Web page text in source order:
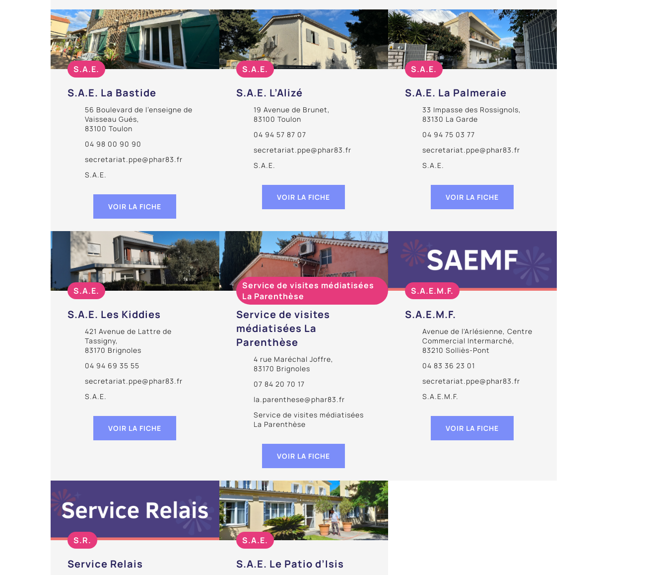
S.A.E.
S.A.E. La Bastide
56 Boulevard de l’enseigne de
Vaisseau Gués,
83100 Toulon
04 98 00 90 90
secretariat.ppe@phar83.fr
S.A.E.
VOIR LA FICHE
S.A.E.
S.A.E. L’Alizé
19 Avenue de Brunet,
83100 Toulon
04 94 57 87 07
secretariat.ppe@phar83.fr
S.A.E.
VOIR LA FICHE
S.A.E.
S.A.E. La Palmeraie
33 Impasse des Rossignols,
83130 La Garde
04 94 75 03 77
secretariat.ppe@phar83.fr
S.A.E.
VOIR LA FICHE
S.A.E.
S.A.E. Les Kiddies
421 Avenue de Lattre de
Tassigny,
83170 Brignoles
04 94 69 35 55
secretariat.ppe@phar83.fr
S.A.E.
VOIR LA FICHE
Service de visites médiatisées
La Parenthèse
Service de visites
médiatisées La
Parenthèse
4 rue Maréchal Joffre,
83170 Brignoles
07 84 20 70 17
la.parenthese@phar83.fr
Service de visites médiatisées
La Parenthèse
VOIR LA FICHE
S.A.E.M.F.
S.A.E.M.F.
Avenue de l'Arlésienne, Centre
Commercial Intermarché,
83210 Solliès-Pont
04 83 36 23 01
secretariat.ppe@phar83.fr
S.A.E.M.F.
VOIR LA FICHE
S.R.
Service Relais
S.A.E.
S.A.E. Le Patio d’Isis